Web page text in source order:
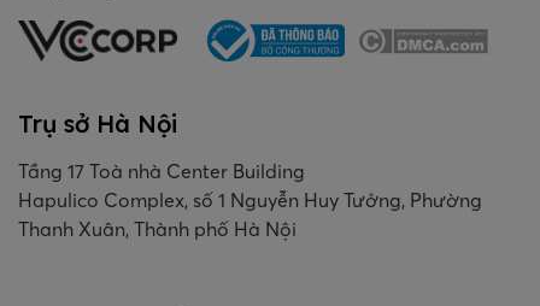
Trụ sở Hà Nội
Tầng 17 Toà nhà Center Building
Hapulico Complex, số 1 Nguyễn Huy Tưởng, Phường
Thanh Xuân, Thành phố Hà Nội